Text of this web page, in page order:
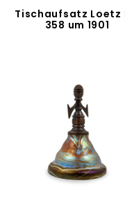
Tischaufsatz Loetz
358 um 1901